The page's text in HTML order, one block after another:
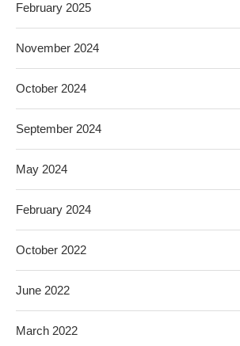
February 2025
November 2024
October 2024
September 2024
May 2024
February 2024
October 2022
June 2022
March 2022